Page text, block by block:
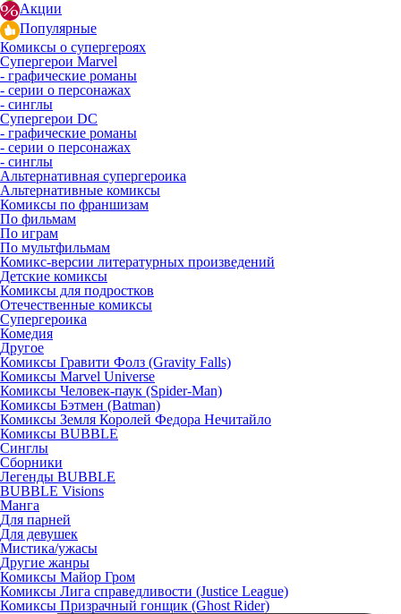
Акции
Популярные
Комиксы о супергероях
Супергерои Marvel
- графические романы
- серии о персонажах
- синглы
Супергерои DC
- графические романы
- серии о персонажах
- синглы
Альтернативная супергероика
Альтернативные комиксы
Комиксы по франшизам
По фильмам
По играм
По мультфильмам
Комикс-версии литературных произведений
Детские комиксы
Комиксы для подростков
Отечественные комиксы
Супергероика
Комедия
Другое
Комиксы Гравити Фолз (Gravity Falls)
Комиксы Marvel Universe
Комиксы Человек-паук (Spider-Man)
Комиксы Бэтмен (Batman)
Комиксы Земля Королей Федора Нечитайло
Комиксы BUBBLE
Синглы
Сборники
Легенды BUBBLE
BUBBLE Visions
Манга
Для парней
Для девушек
Мистика/ужасы
Другие жанры
Комиксы Майор Гром
Комиксы Лига справедливости (Justice League)
Комиксы Призрачный гонщик (Ghost Rider)